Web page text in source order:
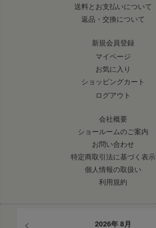
送料とお支払いについて
返品・交換について
新規会員登録
マイページ
お気に入り
ショッピングカート
ログアウト
会社概要
ショールームのご案内
お問い合わせ
特定商取引法に基づく表示
個人情報の取扱い
利用規約
< 2026年 8月